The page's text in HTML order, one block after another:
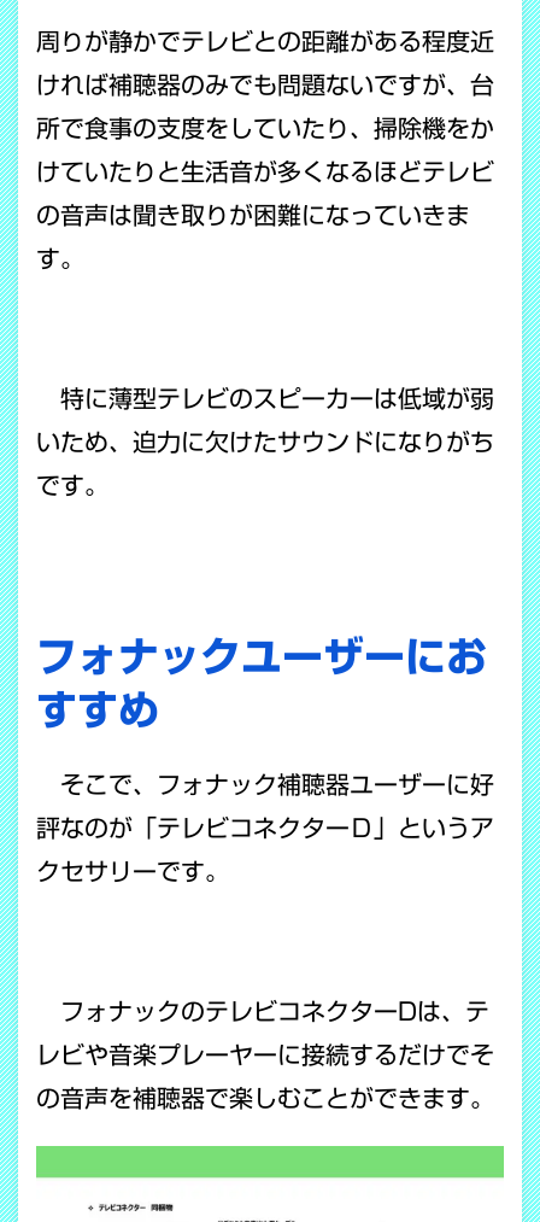
周りが静かでテレビとの距離がある程度近
ければ補聴器のみでも問題ないですが、台
所で食事の支度をしていたり、掃除機をか
けていたりと生活音が多くなるほどテレビ
の音声は聞き取りが困難になっていきま
す。
特に薄型テレビのスピーカーは低域が弱
いため、迫力に欠けたサウンドになりがち
です。
フォナックユーザーにお
すすめ
そこで、フォナック補聴器ユーザーに好
評なのが「テレビコネクターＤ」というア
クセサリーです。
フォナックのテレビコネクターDは、テ
レビや音楽プレーヤーに接続するだけでそ
の音声を補聴器で楽しむことができます。